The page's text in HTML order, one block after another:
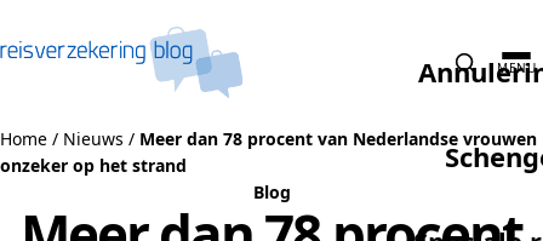
MENU
Home / Nieuws / Meer dan 78 procent van Nederlandse vrouwen
onzeker op het strand
Blog